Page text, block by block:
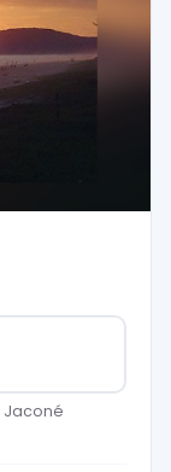
Jaconé